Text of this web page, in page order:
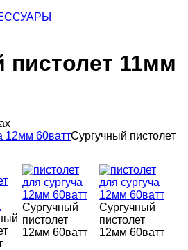
пистолет 11мм
Сургучный пистолет
Сургучный
пистолет
12мм 60ватт
Сургучный
пистолет
12мм 60ватт